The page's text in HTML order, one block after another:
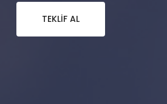
TEKLIF AL